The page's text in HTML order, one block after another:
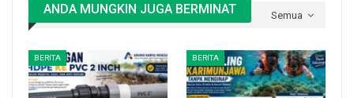
Semua
ANDA MUNGKIN JUGA BERMINAT
BERITA BERITA